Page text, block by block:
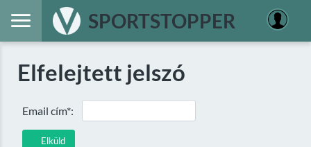
SPORTSTOPPER
Elfelejtett jelszó
Elküld
Email cím*: